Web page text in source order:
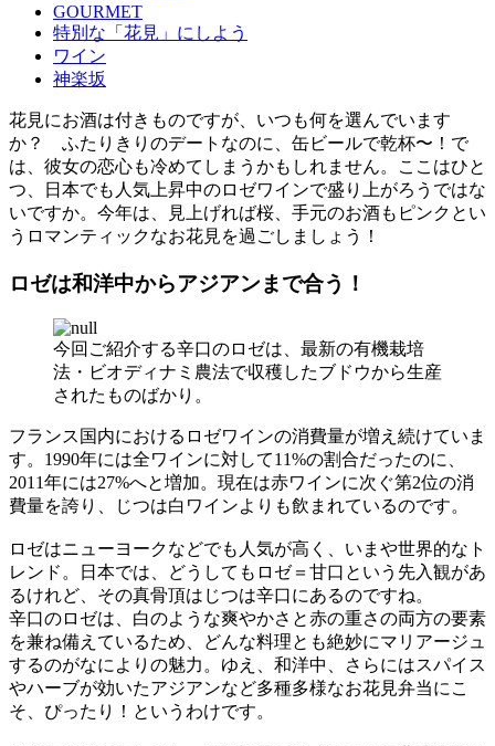
GOURMET
特別な「花見」にしよう
ワイン
神楽坂
花見にお酒は付きものですが、いつも何を選んでいます
か？ ふたりきりのデートなのに、缶ビールで乾杯〜！で
は、彼女の恋心も冷めてしまうかもしれません。ここはひと
つ、日本でも人気上昇中のロゼワインで盛り上がろうではな
いですか。今年は、見上げれば桜、手元のお酒もピンクとい
うロマンティックなお花見を過ごしましょう！
ロゼは和洋中からアジアンまで合う！
今回ご紹介する辛口のロゼは、最新の有機栽培
法・ビオディナミ農法で収穫したブドウから生産
されたものばかり。
フランス国内におけるロゼワインの消費量が増え続けていま
す。1990年には全ワインに対して11%の割合だったのに、
2011年には27%へと増加。現在は赤ワインに次ぐ第2位の消
費量を誇り、じつは白ワインよりも飲まれているのです。
ロゼはニューヨークなどでも人気が高く、いまや世界的なト
レンド。日本では、どうしてもロゼ＝甘口という先入観があ
るけれど、その真骨頂はじつは辛口にあるのですね。
辛口のロゼは、白のような爽やかさと赤の重さの両方の要素
を兼ね備えているため、どんな料理とも絶妙にマリアージュ
するのがなによりの魅力。ゆえ、和洋中、さらにはスパイス
やハーブが効いたアジアンなど多種多様なお花見弁当にこ
そ、ぴったり！というわけです。